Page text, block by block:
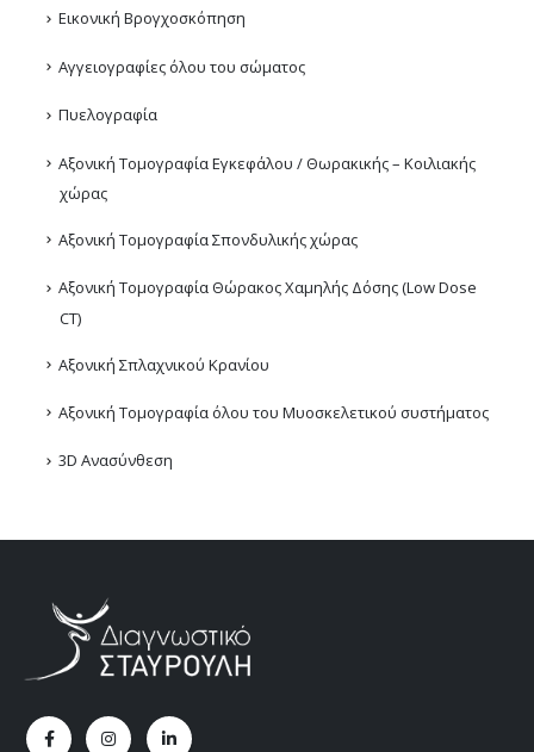
Εικονική Βρογχοσκόπηση
Αγγειογραφίες όλου του σώματος
Πυελογραφία
Αξονική Τομογραφία Εγκεφάλου / Θωρακικής – Κοιλιακής
χώρας
Αξονική Τομογραφία Σπονδυλικής χώρας
Αξονική Τομογραφία Θώρακος Χαμηλής Δόσης (Low Dose
CT)
Αξονική Σπλαχνικού Κρανίου
Αξονική Τομογραφία όλου του Μυοσκελετικού συστήματος
3D Ανασύνθεση